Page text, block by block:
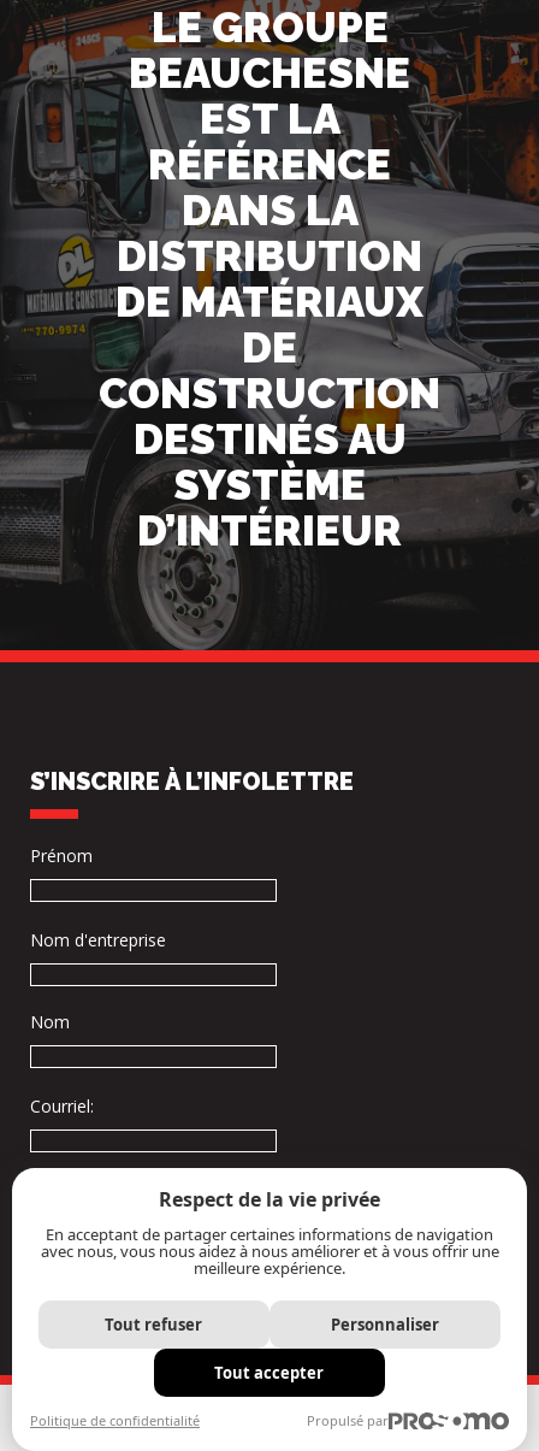
LE GROUPE
BEAUCHESNE
EST LA
RÉFÉRENCE
DANS LA
DISTRIBUTION
DE MATÉRIAUX
DE
CONSTRUCTION
DESTINÉS AU
SYSTÈME
D’INTÉRIEUR
S’INSCRIRE À L’INFOLETTRE
Prénom
Nom d'entreprise
Nom
Courriel:
Respect de la vie privée
En acceptant de partager certaines informations de navigation
avec nous, vous nous aidez à nous améliorer et à vous offrir une
meilleure expérience.
Tout refuser Personnaliser
Tout accepter
Politique de confidentialité Propulsé par